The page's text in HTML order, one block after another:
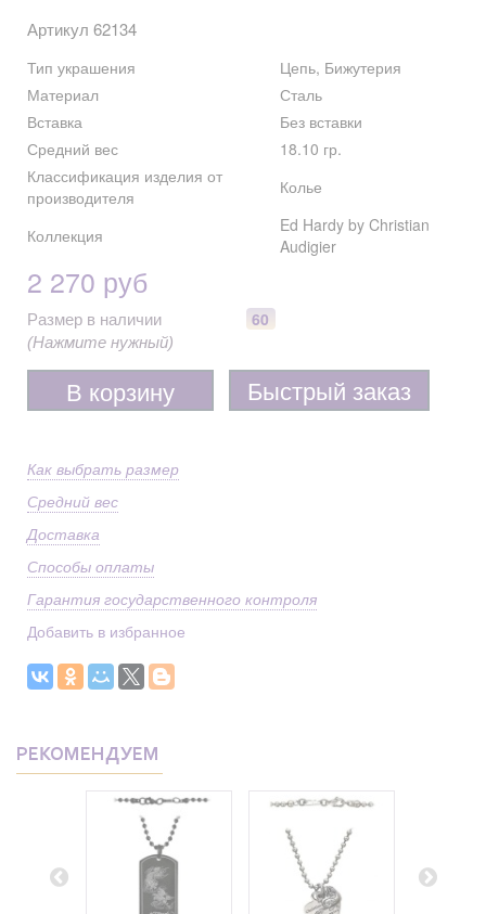
Артикул 62134
Тип украшения
Цепь, Бижутерия
Материал
Сталь
Вставка
Без вставки
Средний вес
18.10 гр.
Классификация изделия от
производителя
Колье
Коллекция
Ed Hardy by Christian
Audigier
2 270 руб
Размер в наличии
(Нажмите нужный)
60
В корзину Быстрый заказ
Как выбрать размер
Средний вес
Доставка
Способы оплаты
Гарантия государственного контроля
Добавить в избранное
РЕКОМЕНДУЕМ